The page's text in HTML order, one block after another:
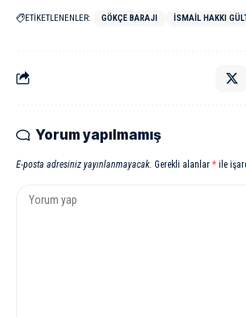
ETİKETLENENLER: GÖKÇE BARAJI İSMAIL HAKKI
Yorum yapılmamış
E-posta adresiniz yayınlanmayacak. Gerekli alanlar * ile